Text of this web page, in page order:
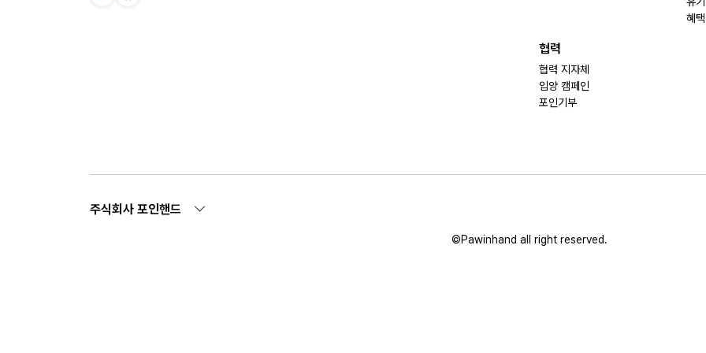
혜택
협력
협력 지자체
입양 캠페인
포인기부
주식회사 포인핸드
©Pawinhand all right reserved.